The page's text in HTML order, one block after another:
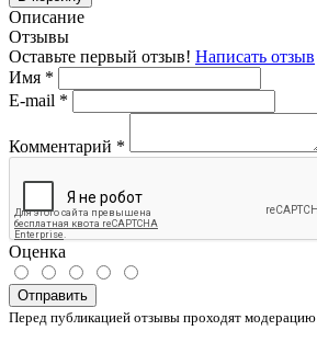
Описание
Отзывы
Оставьте первый отзыв! Написать отзыв
Имя *
E-mail *
Комментарий *
Оценка
Отправить
Перед публикацией отзывы проходят модерацию